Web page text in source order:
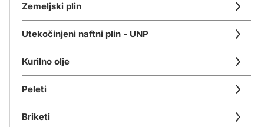
Zemeljski plin
Utekočinjeni naftni plin - UNP
Kurilno olje
Peleti
Briketi